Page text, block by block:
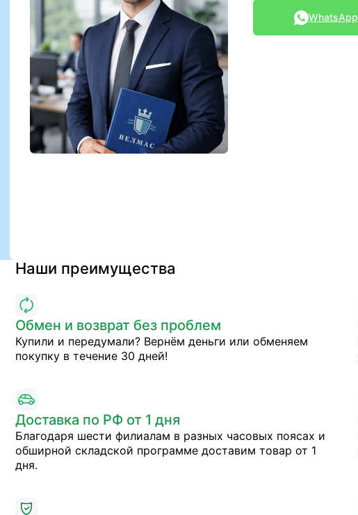
WhatsApp
Наши преимущества
Обмен и возврат без проблем
Купили и передумали? Вернём деньги или обменяем
покупку в течение 30 дней!
Доставка по РФ от 1 дня
Благодаря шести филиалам в разных часовых поясах и
обширной складской программе доставим товар от 1
дня.